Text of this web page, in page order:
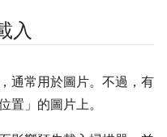
入
通常用於圖片。不過，有
置」的圖片上。